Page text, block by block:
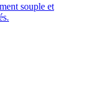
souple et